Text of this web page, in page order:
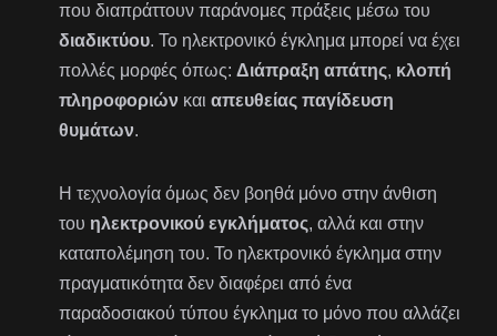
που διαπράττουν παράνομες πράξεις μέσω του
διαδικτύου. Το ηλεκτρονικό έγκλημα μπορεί να έχει
πολλές μορφές όπως:Διάπραξη απάτης, κλοπή
πληροφοριών καιαπευθείας παγίδευση
θυμάτων.
Η τεχνολογία όμως δεν βοηθά μόνο στην άνθιση
του ηλεκτρονικού εγκλήματος, αλλά και στην
καταπολέμηση του. Το ηλεκτρονικό έγκλημα στην
πραγματικότητα δεν διαφέρει από ένα
παραδοσιακού τύπου έγκλημα το μόνο που αλλάζει